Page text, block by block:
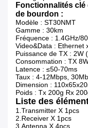
Fonctionnalités
de bourdon :
Modèle : ST30NMT
Gamme : 30km
Fréquence : 1.4GHz/
Video&Data : Ethernet
Puissance de TX : 2W
Consommation : TX
Latence : ≤50-70ms
Taux : 4-12Mbps,
Dimension :
Poids : Tx 200g Rx
Liste des
1.Transmitter X 1pcs
2.Receiver X 1pcs
3.Antenna X 4pcs